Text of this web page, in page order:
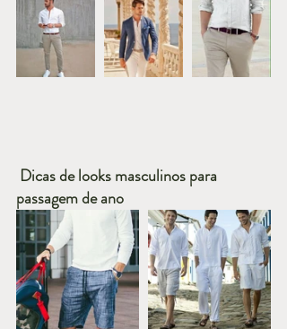
Dicas de looks masculinos para
passagem de ano